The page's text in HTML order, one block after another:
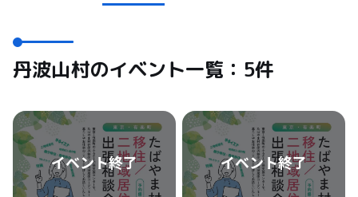
丹波山村のイベント一覧：5件